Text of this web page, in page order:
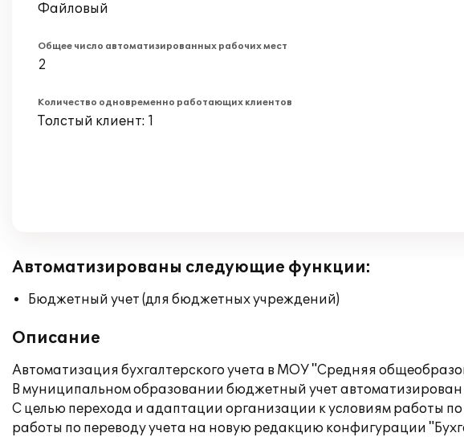
Файловый
Общее число автоматизированных рабочих мест
2
Количество одновременно работающих клиентов
Толстый клиент: 1
Автоматизированы следующие функции:
Бюджетный учет (для бюджетных учреждений)
Описание
Автоматизация бухгалтерского учета в МОУ "Средняя
В муниципальном образовании бюджетный учет
С целью перехода и адаптации организации к условиям работы
работы по переводу учета на новую редакцию конфигурации